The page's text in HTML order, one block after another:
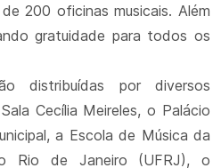
200 oficinas musicais. Além
gratuidade para todos os
distribuídas por diversos
Cecília Meireles, o Palácio
a Escola de Música da
Rio de Janeiro (UFRJ), o